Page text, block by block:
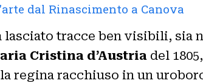
dal Rinascimento a Canova
lasciato tracce ben visibili, sia
Cristina d’Austria del
regina racchiuso in un